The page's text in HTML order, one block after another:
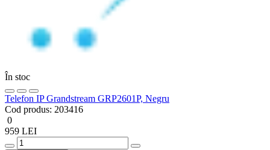
În stoc
Telefon IP Grandstream GRP2601P, Negru
Cod produs: 203416
0
959 LEI